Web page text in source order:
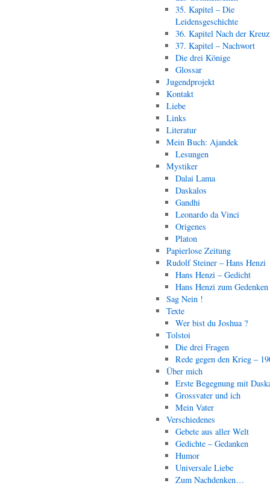
35. Kapitel – Die
Leidensgeschichte
36. Kapitel Nach der
37. Kapitel – Nachwort
Die drei Könige
Glossar
Jugendprojekt
Kontakt
Liebe
Links
Literatur
Mein Buch: Ajandek
Lesungen
Mystiker
Dalai Lama
Daskalos
Gandhi
Leonardo da Vinci
Origenes
Platon
Papierlose Zeitung
Rudolf Steiner – Hans Henzi
Hans Henzi – Gedicht
Hans Henzi zum Gedenken
Sag Nein !
Texte
Wer bist du Joshua ?
Tolstoi
Die drei Fragen
Rede gegen den Krieg –
Über mich
Erste Begegnung mit
Grossvater und ich
Mein Vater
Verschiedenes
Gebete aus aller Welt
Gedichte – Gedanken
Humor
Universale Liebe
Zum Nachdenken…